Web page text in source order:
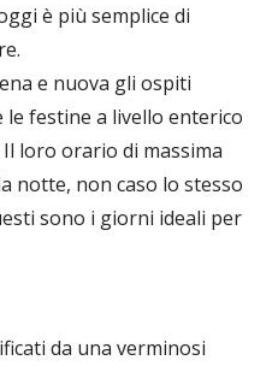
è più semplice di
e nuova gli ospiti
festine a livello enterico
loro orario di massima
notte, non caso lo stesso
sono i giorni ideali per
da una verminosi